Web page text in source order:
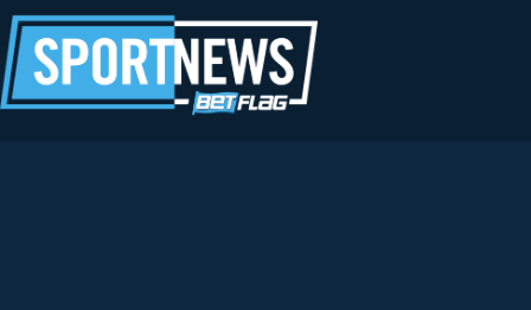
al
contenuto